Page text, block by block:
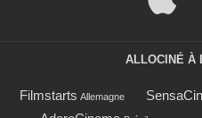
ALLOCINÉ À
Filmstarts Allemagne